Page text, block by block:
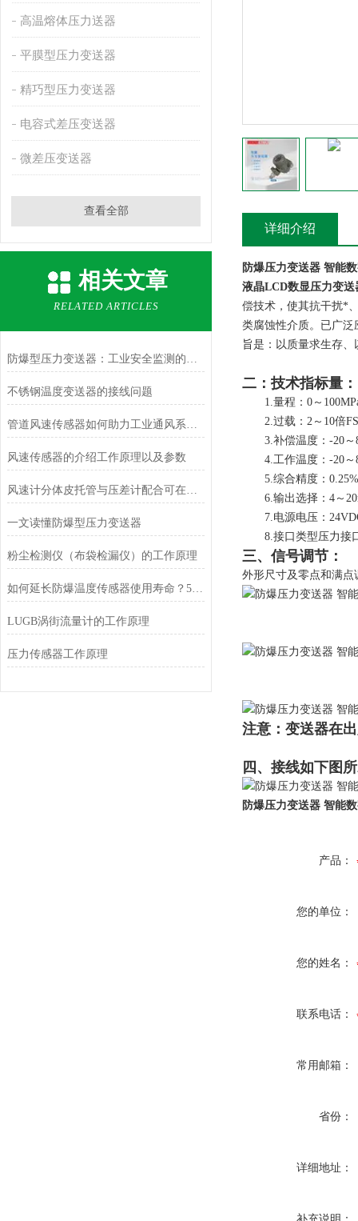
高温熔体压力送器
平膜型压力变送器
精巧型压力变送器
电容式差压变送器
微差压变送器
查看全部
相关文章
RELATED ARTICLES
防爆型压力变送器：工业安全监测的设备
不锈钢温度变送器的接线问题
管道风速传感器如何助力工业通风系统优化？
风速传感器的介绍工作原理以及参数
风速计分体皮托管与压差计配合可在哪些场合使用？
一文读懂防爆型压力变送器
粉尘检测仪（布袋检漏仪）的工作原理
如何延长防爆温度传感器使用寿命？5个高危环境保养技巧
LUGB涡街流量计的工作原理
压力传感器工作原理
详细介绍
防爆压力变送器 智能
液晶LCD数显压力变
偿技术，使其抗干扰*
类腐蚀性介质。已广
旨是：以质量求生存
二：技术指标量：
1.量程：0～
2.过载：2～10倍
3.补偿温度：-20～
4.工作温度：-20～
5.综合精度：0.25%
6.输出选择：4～
7.电源电压：
8.接口类型压力接口
三、信号调节：
外形尺寸及零点和满
注意：变送器在
四、接线如下图
防爆压力变送器 智能
产品：
您的单位：
您的姓名：
联系电话：
常用邮箱：
省份：
详细地址：